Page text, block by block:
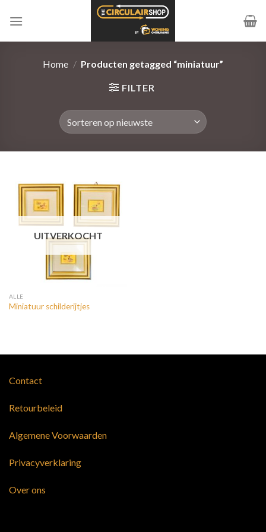
naar
Home / Producten getagged “miniatuur”
FILTER
UITVERKOCHT
ALLE
Miniatuur schilderijtjes
Contact
Retourbeleid
Algemene Voorwaarden
Privacyverklaring
Over ons